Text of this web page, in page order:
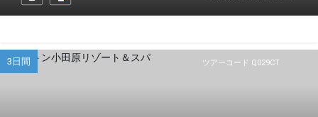
ツアーコード Q029CT
3日間